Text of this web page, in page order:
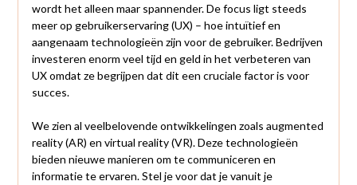
wordt het alleen maar spannender. De focus ligt steeds
meer op gebruikerservaring (UX) – hoe intuïtief en
aangenaam technologieën zijn voor de gebruiker. Bedrijven
investeren enorm veel tijd en geld in het verbeteren van
UX omdat ze begrijpen dat dit een cruciale factor is voor
succes.
We zien al veelbelovende ontwikkelingen zoals augmented
reality (AR) en virtual reality (VR). Deze technologieën
bieden nieuwe manieren om te communiceren en
informatie te ervaren. Stel je voor dat je vanuit je